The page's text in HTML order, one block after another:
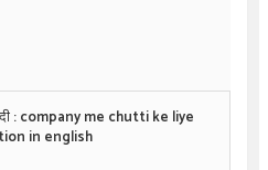
: company me chutti ke liye
in english